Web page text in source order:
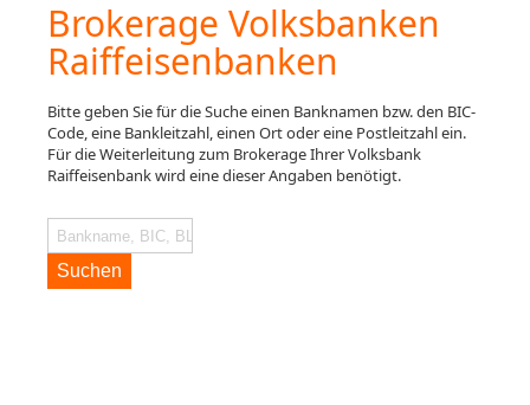
Brokerage Volksbanken
Raiffeisenbanken
Bitte geben Sie für die Suche einen Banknamen bzw. den BIC-
Code, eine Bankleitzahl, einen Ort oder eine Postleitzahl ein.
Für die Weiterleitung zum Brokerage Ihrer Volksbank
Raiffeisenbank wird eine dieser Angaben benötigt.
Suchen